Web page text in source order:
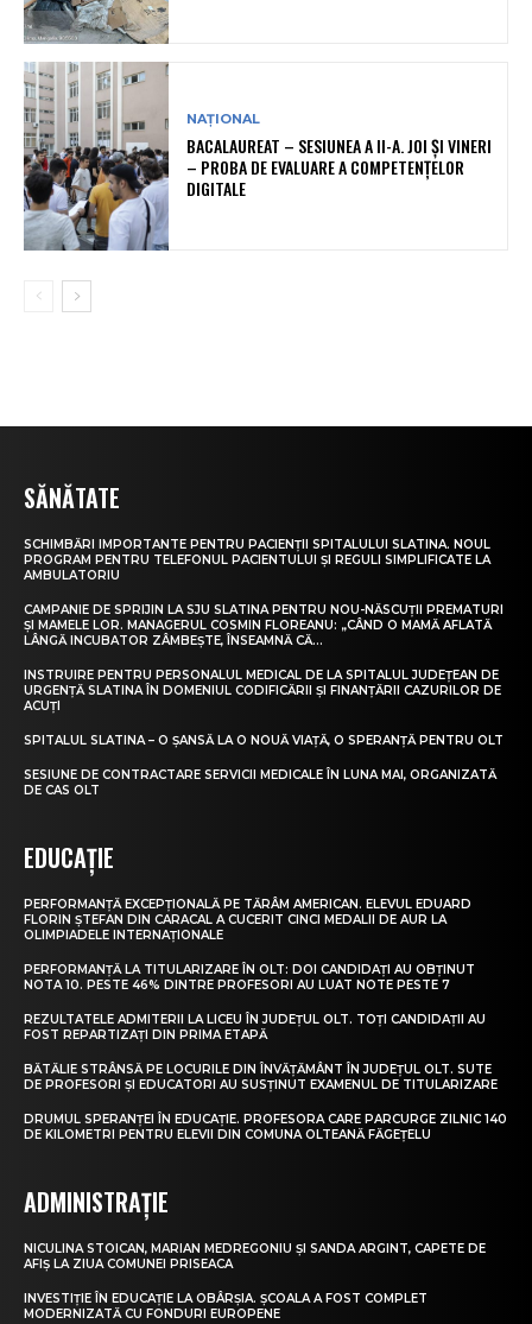
NAȚIONAL
BACALAUREAT – SESIUNEA A II-A. JOI ȘI VINERI
– PROBA DE EVALUARE A COMPETENȚELOR
DIGITALE
SĂNĂTATE
SCHIMBĂRI IMPORTANTE PENTRU PACIENȚII SPITALULUI SLATINA. NOUL
PROGRAM PENTRU TELEFONUL PACIENTULUI ȘI REGULI SIMPLIFICATE LA
AMBULATORIU
CAMPANIE DE SPRIJIN LA SJU SLATINA PENTRU NOU-NĂSCUȚII PREMATURI
ȘI MAMELE LOR. MANAGERUL COSMIN FLOREANU: „CÂND O MAMĂ AFLATĂ
LÂNGĂ INCUBATOR ZÂMBEȘTE, ÎNSEAMNĂ CĂ...
INSTRUIRE PENTRU PERSONALUL MEDICAL DE LA SPITALUL JUDEȚEAN DE
URGENȚĂ SLATINA ÎN DOMENIUL CODIFICĂRII ȘI FINANȚĂRII CAZURILOR DE
ACUȚI
SPITALUL SLATINA – O ȘANSĂ LA O NOUĂ VIAȚĂ, O SPERANȚĂ PENTRU OLT
SESIUNE DE CONTRACTARE SERVICII MEDICALE ÎN LUNA MAI, ORGANIZATĂ
DE CAS OLT
EDUCAȚIE
PERFORMANȚĂ EXCEPȚIONALĂ PE TĂRÂM AMERICAN. ELEVUL EDUARD
FLORIN ȘTEFAN DIN CARACAL A CUCERIT CINCI MEDALII DE AUR LA
OLIMPIADELE INTERNAȚIONALE
PERFORMANȚĂ LA TITULARIZARE ÎN OLT: DOI CANDIDAȚI AU OBȚINUT
NOTA 10. PESTE 46% DINTRE PROFESORI AU LUAT NOTE PESTE 7
REZULTATELE ADMITERII LA LICEU ÎN JUDEȚUL OLT. TOȚI CANDIDAȚII AU
FOST REPARTIZAȚI DIN PRIMA ETAPĂ
BĂTĂLIE STRÂNSĂ PE LOCURILE DIN ÎNVĂȚĂMÂNT ÎN JUDEȚUL OLT. SUTE
DE PROFESORI ȘI EDUCATORI AU SUSȚINUT EXAMENUL DE TITULARIZARE
DRUMUL SPERANȚEI ÎN EDUCAȚIE. PROFESORA CARE PARCURGE ZILNIC 140
DE KILOMETRI PENTRU ELEVII DIN COMUNA OLTEANĂ FĂGEȚELU
ADMINISTRAȚIE
NICULINA STOICAN, MARIAN MEDREGONIU ȘI SANDA ARGINT, CAPETE DE
AFIȘ LA ZIUA COMUNEI PRISEACA
INVESTIȚIE ÎN EDUCAȚIE LA OBÂRȘIA. ȘCOALA A FOST COMPLET
MODERNIZATĂ CU FONDURI EUROPENE